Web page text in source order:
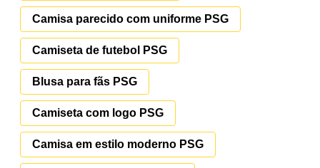
Camisa parecido com uniforme PSG
Camiseta de futebol PSG
Blusa para fãs PSG
Camiseta com logo PSG
Camisa em estilo moderno PSG